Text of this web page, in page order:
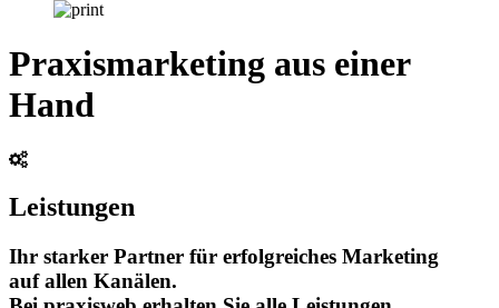
Praxismarketing aus einer
Hand
Leistungen
Ihr starker Partner für erfolgreiches Marketing
auf allen Kanälen.